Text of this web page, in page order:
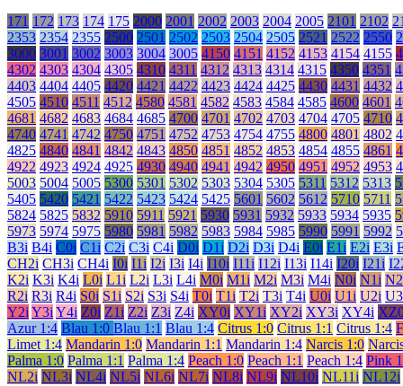
171 172 173 174 175 2000 2001 2002 2003 2004 2005 2101 2102
2353 2354 2355 2500 2501 2502 2503 2504 2505 2521 2522 2550
3000 3001 3002 3003 3004 3005 4150 4151 4152 4153 4154 4155
4302 4303 4304 4305 4310 4311 4312 4313 4314 4315 4350 4351
4403 4404 4405 4420 4421 4422 4423 4424 4425 4430 4431 4432
4505 4510 4511 4512 4580 4581 4582 4583 4584 4585 4600 4601
4681 4682 4683 4684 4685 4700 4701 4702 4703 4704 4705 4710
4740 4741 4742 4750 4751 4752 4753 4754 4755 4800 4801 4802
4825 4840 4841 4842 4843 4850 4851 4852 4853 4854 4855 4861
4922 4923 4924 4925 4930 4940 4941 4942 4950 4951 4952 4953
5003 5004 5005 5300 5301 5302 5303 5304 5305 5311 5312 5313
5405 5420 5421 5422 5423 5424 5425 5601 5602 5612 5710 5711
5824 5825 5832 5910 5911 5921 5930 5931 5932 5933 5934 5935
5973 5974 5975 5980 5981 5982 5983 5984 5985 5990 5991 5992
B3i B4i C0i C1i C2i C3i C4i D0i D1i D2i D3i D4i E0i E1i E2i E3i
CH2i CH3i CH4i I0i I1i I2i I3i I4i I10i I11i I12i I13i I14i I20i I21i
K2i K3i K4i L0i L1i L2i L3i L4i M0i M1i M2i M3i M4i N0i N1i
R2i R3i R4i S0i S1i S2i S3i S4i T0i T1i T2i T3i T4i U0i U1i U2i
Y2i Y3i Y4i Z0i Z1i Z2i Z3i Z4i XY0i XY1i XY2i XY3i XY4i
Azur 1:4 Blau 1:0 Blau 1:1 Blau 1:4 Citrus 1:0 Citrus 1:1 Citrus 1:4
Limet 1:4 Mandarin 1:0 Mandarin 1:1 Mandarin 1:4 Narcis 1:0
Palma 1:0 Palma 1:1 Palma 1:4 Peach 1:0 Peach 1:1 Peach 1:4 Pink
NL2i NL3i NL4i NL5i NL6i NL7i NL8i NL9i NL10i NL11i NL12i